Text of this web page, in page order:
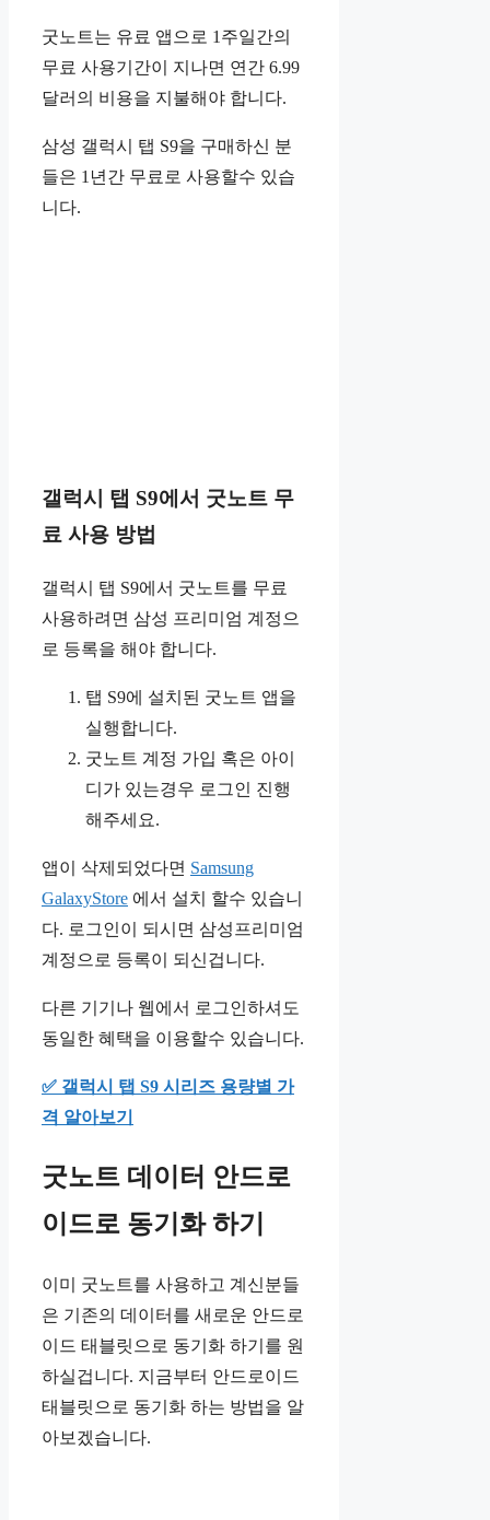
굿노트는 유료 앱으로 1주일간의
무료 사용기간이 지나면 연간 6.99
달러의 비용을 지불해야 합니다.
삼성 갤럭시 탭 S9을 구매하신 분
들은 1년간 무료로 사용할수 있습
니다.
갤럭시 탭 S9에서 굿노트 무
료 사용 방법
갤럭시 탭 S9에서 굿노트를 무료
사용하려면 삼성 프리미엄 계정으
로 등록을 해야 합니다.
탭 S9에 설치된 굿노트 앱을
실행합니다.
굿노트 계정 가입 혹은 아이
디가 있는경우 로그인 진행
해주세요.
앱이 삭제되었다면 Samsung
GalaxyStore 에서 설치 할수 있습니
다. 로그인이 되시면 삼성프리미엄
계정으로 등록이 되신겁니다.
다른 기기나 웹에서 로그인하셔도
동일한 혜택을 이용할수 있습니다.
✅ 갤럭시 탭 S9 시리즈 용량별 가
격 알아보기
굿노트 데이터 안드로
이드로 동기화 하기
이미 굿노트를 사용하고 계신분들
은 기존의 데이터를 새로운 안드로
이드 태블릿으로 동기화 하기를 원
하실겁니다. 지금부터 안드로이드
태블릿으로 동기화 하는 방법을 알
아보겠습니다.